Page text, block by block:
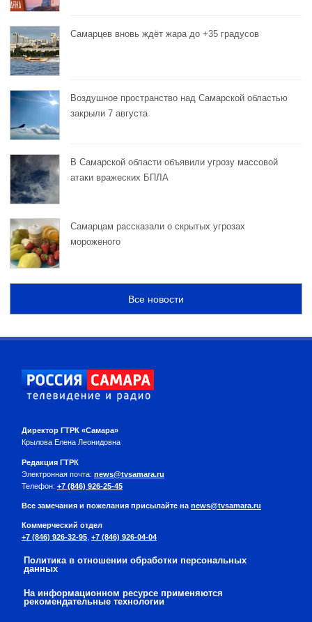
Самарцев вновь ждёт жара до +35 градусов
Воздушное пространство над Самарской областью
закрыли 7 августа
В Самарской области объявили угрозу массовой
атаки вражеских БПЛА
Самарцам рассказали о скрытых угрозах
мороженого
Все новости
Директор ГТРК «Самара»
Крылова Елена Леонидовна
Редакция ГТРК
Электронная почта: news@tvsamara.ru
Телефон: +7 (846) 926-25-45
Все замечания и пожелания присылайте на news@tvsamara.ru
Коммерческий отдел
+7 (846) 926-32-95 +7 (846) 926-04-04
Политика в отношении обработки персональных
данных
На информационном ресурсе применяются
рекомендательные технологии